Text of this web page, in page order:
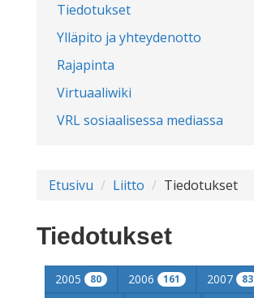
Tiedotukset
Ylläpito ja yhteydenotto
Rajapinta
Virtuaaliwiki
VRL sosiaalisessa mediassa
Etusivu Liitto Tiedotukset
Tiedotukset
2005 80 2006 161 2007 83